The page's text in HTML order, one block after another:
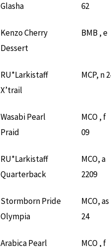
Glasha
62
Kenzo Cherry
Dessert
BMB , e
RU*Larkistaff
X’trail
MCP, n
Wasabi Pearl
Praid
MCO , f
09
RU*Larkistaff
Quarterback
MCO, a
2209
Stormborn Pride
Olympia
MCO, as
24
Arabica Pearl
MCO , f